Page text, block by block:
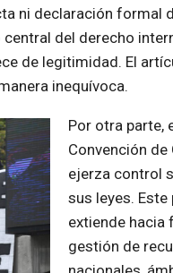
ni declaración formal
del derecho
de legitimidad. El
inequívoca.
Por otra parte,
Convención
ejerza control
sus leyes.
extiende hacia
gestión de